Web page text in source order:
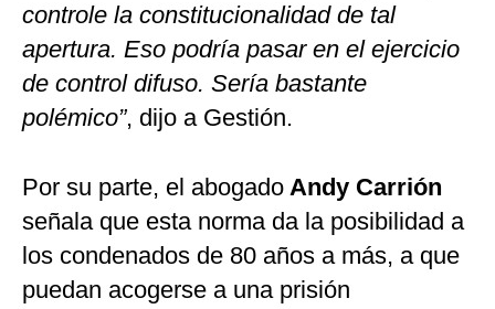
controle la constitucionalidad de tal
apertura. Eso podría pasar en el ejercicio
de control difuso. Sería bastante
polémico”, dijo a Gestión.
Por su parte, el abogado Andy Carrión
señala que esta norma da la posibilidad a
los condenados de 80 años a más, a que
puedan acogerse a una prisión